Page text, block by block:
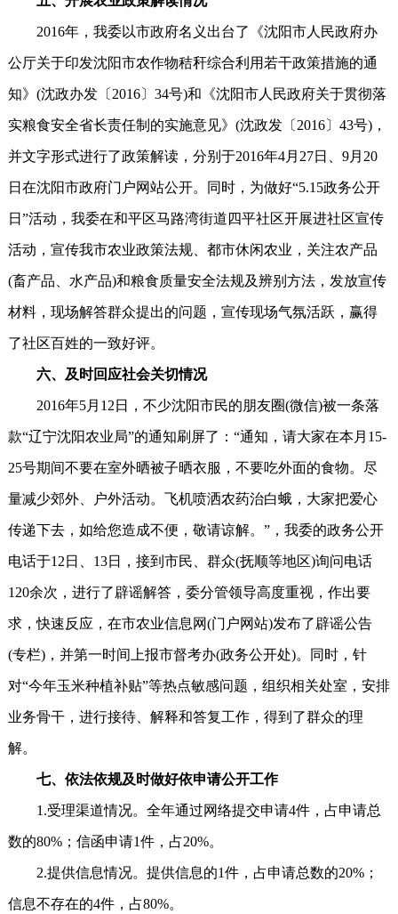
2016年，我委以市政府名义出台了《沈阳市人民政府办
公厅关于印发沈阳市农作物秸秆综合利用若干政策措施的通
知》(沈政办发〔2016〕34号)和《沈阳市人民政府关于贯彻落
实粮食安全省长责任制的实施意见》(沈政发〔2016〕43号)，
并文字形式进行了政策解读，分别于2016年4月27日、9月20
日在沈阳市政府门户网站公开。同时，为做好“5.15政务公开
日”活动，我委在和平区马路湾街道四平社区开展进社区宣传
活动，宣传我市农业政策法规、都市休闲农业，关注农产品
(畜产品、水产品)和粮食质量安全法规及辨别方法，发放宣传
材料，现场解答群众提出的问题，宣传现场气氛活跃，赢得
了社区百姓的一致好评。
六、及时回应社会关切情况
2016年5月12日，不少沈阳市民的朋友圈(微信)被一条落
款“辽宁沈阳农业局”的通知刷屏了：“通知，请大家在本月15-
25号期间不要在室外晒被子晒衣服，不要吃外面的食物。尽
量减少郊外、户外活动。飞机喷洒农药治白蛾，大家把爱心
传递下去，如给您造成不便，敬请谅解。”，我委的政务公开
电话于12日、13日，接到市民、群众(抚顺等地区)询问电话
120余次，进行了辟谣解答，委分管领导高度重视，作出要
求，快速反应，在市农业信息网(门户网站)发布了辟谣公告
(专栏)，并第一时间上报市督考办(政务公开处)。同时，针
对“今年玉米种植补贴”等热点敏感问题，组织相关处室，安排
业务骨干，进行接待、解释和答复工作，得到了群众的理
解。
七、依法依规及时做好依申请公开工作
1.受理渠道情况。全年通过网络提交申请4件，占申请总
数的80%；信函申请1件，占20%。
2.提供信息情况。提供信息的1件，占申请总数的20%；
信息不存在的4件，占80%。